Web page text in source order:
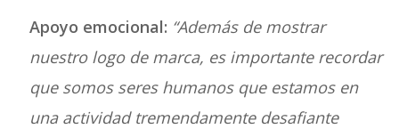
Apoyo emocional: “Además de mostrar
nuestro logo de marca, es importante recordar
que somos seres humanos que estamos en
una actividad tremendamente desafiante